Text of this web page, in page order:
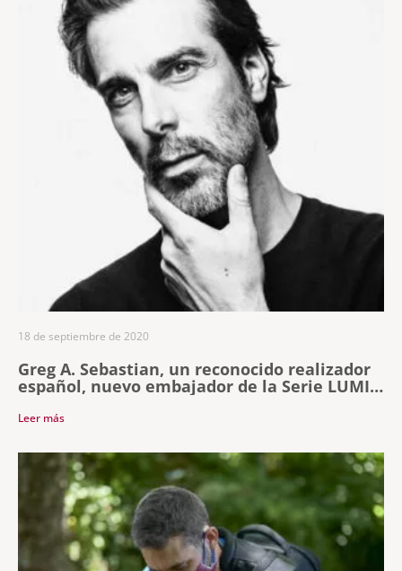
Greg A. Sebastian, un reconocido realizador
español, nuevo embajador de la Serie LUMIX
18 de septiembre de 2020
Leer más